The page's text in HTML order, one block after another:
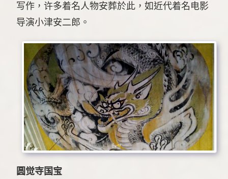
写作，许多着名人物安葬於此，如近代着名电影
导演小津安二郎。
圆觉寺国宝